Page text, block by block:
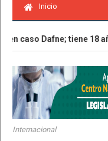
Inicio
caso Dafne; tiene 18 años
Internacional